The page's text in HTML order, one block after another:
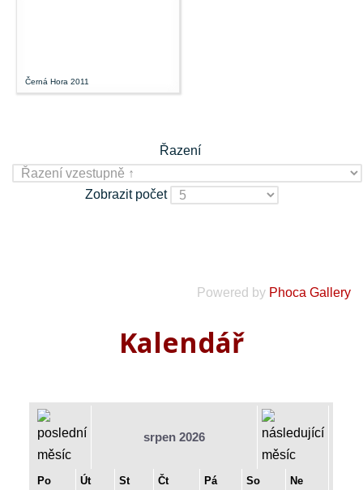
Černá Hora 2011
Řazení
Zobrazit počet
Powered by Phoca Gallery
Kalendář
srpen 2026
Po Út St Čt Pá So
Ne